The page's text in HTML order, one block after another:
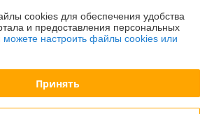
всё время
через корзину
cookies для обеспечения удобства
и предоставления персональных
можете настроить файлы cookies или
Принять